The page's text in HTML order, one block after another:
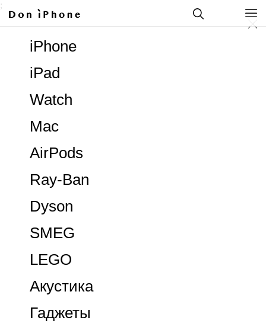
;
Гаджеты
Акустика
Dyson
AirPods
Ray-Ban
LEGO
SMEG
Mac
Watch
iPad
iPhone